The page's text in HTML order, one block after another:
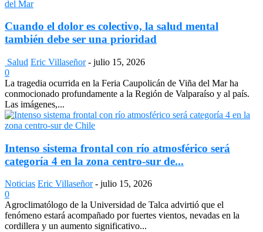
Cuando el dolor es colectivo, la salud mental
también debe ser una prioridad
Salud Eric Villaseñor - julio 15, 2026
0
La tragedia ocurrida en la Feria Caupolicán de Viña del Mar ha
conmocionado profundamente a la Región de Valparaíso y al país.
Las imágenes,...
Intenso sistema frontal con río atmosférico será
categoría 4 en la zona centro-sur de...
Noticias Eric Villaseñor - julio 15, 2026
0
Agroclimatólogo de la Universidad de Talca advirtió que el
fenómeno estará acompañado por fuertes vientos, nevadas en la
cordillera y un aumento significativo...